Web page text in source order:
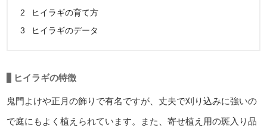
2
ヒイラギの育て方
3
ヒイラギのデータ
ヒイラギの特徴
鬼門よけや正月の飾りで有名ですが、丈夫で刈り込みに強いの
で庭にもよく植えられています。また、寄せ植え用の斑入り品